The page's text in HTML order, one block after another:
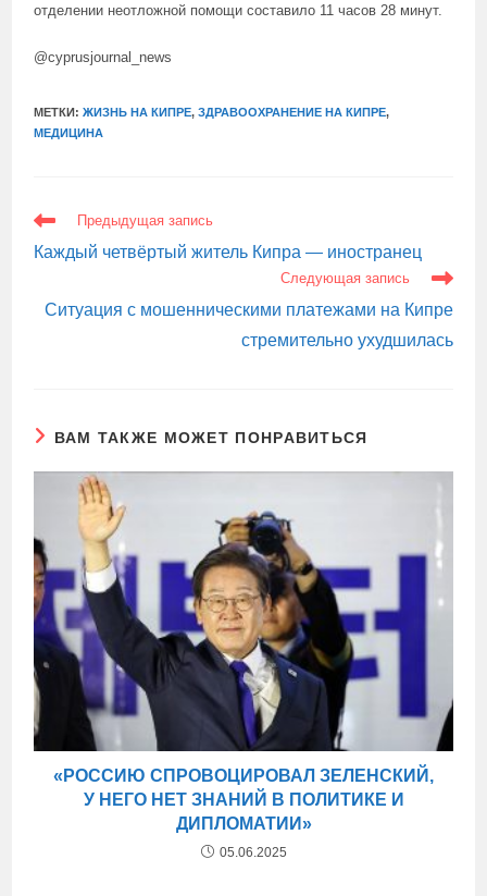
отделении неотложной помощи составило 11 часов 28 минут.
@cyprusjournal_news
МЕТКИ:ЖИЗНЬ НА КИПРЕ, ЗДРАВООХРАНЕНИЕ НА КИПРЕ,
МЕДИЦИНА
ЕЩЕ
СТАТЬИ
Предыдущая запись
Каждый четвёртый житель Кипра — иностранец
Следующая запись
Ситуация с мошенническими платежами на Кипре
стремительно ухудшилась
ВАМ ТАКЖЕ МОЖЕТ ПОНРАВИТЬСЯ
«РОССИЮ СПРОВОЦИРОВАЛ ЗЕЛЕНСКИЙ,
У НЕГО НЕТ ЗНАНИЙ В ПОЛИТИКЕ И
ДИПЛОМАТИИ»
05.06.2025